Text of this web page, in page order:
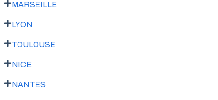
MARSEILLE
LYON
TOULOUSE
NICE
NANTES